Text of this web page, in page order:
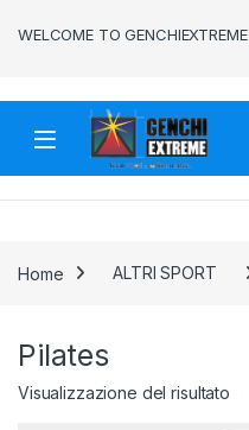
WELCOME TO GENCHIEXTREME
Home ALTRI SPORT
Pilates
Visualizzazione del risultato